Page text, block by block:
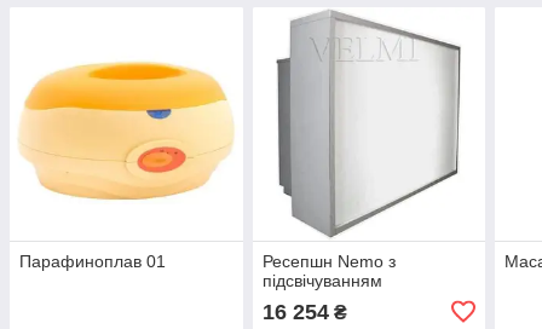
Парафиноплав 01
Ресепшн Nemo з
підсвічуванням
16 254₴